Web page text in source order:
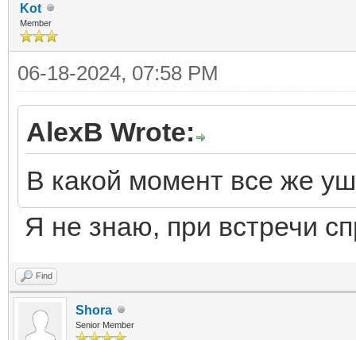
Kot
Member
06-18-2024, 07:58 PM
AlexB Wrote:
В какой момент все же
Я не знаю, при встречи
Find
Shora
Senior Member